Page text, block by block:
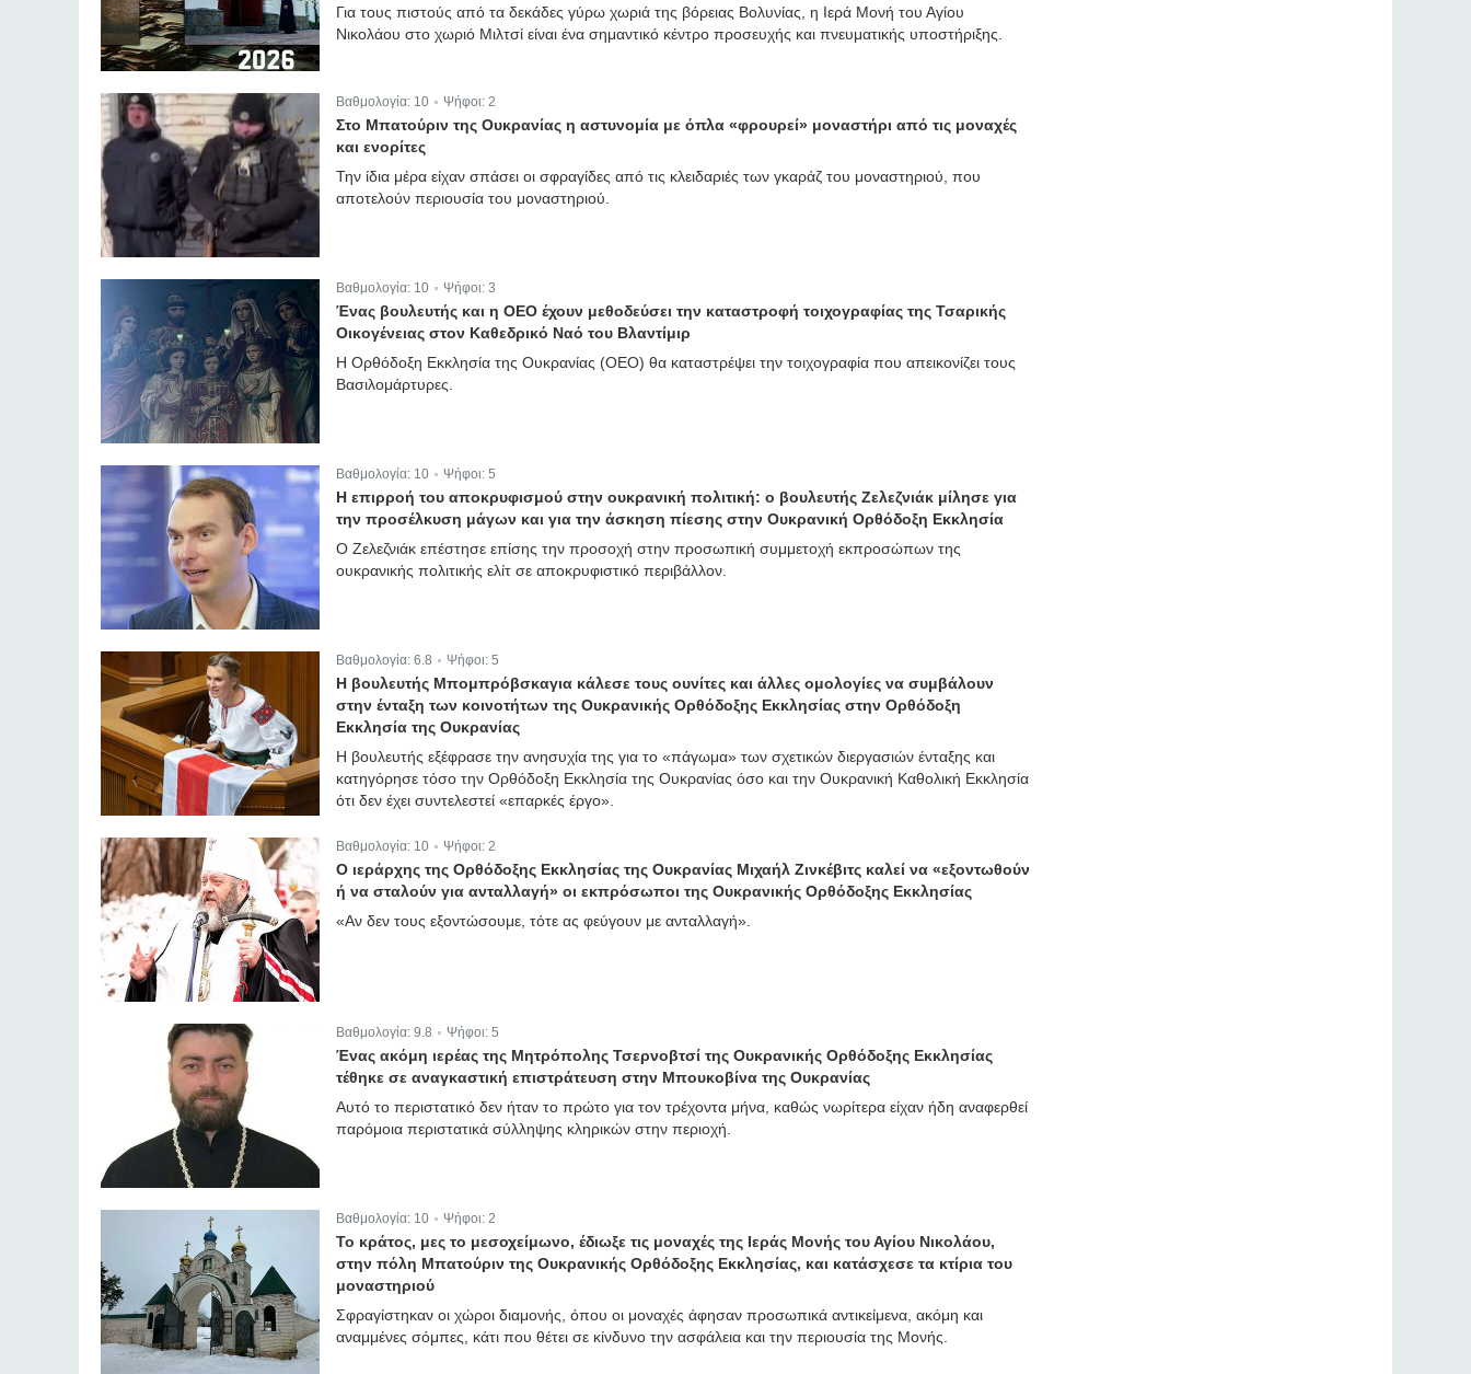
Για τους πιστούς από τα δεκάδες γύρω χωριά της βόρειας Βολυνίας, η Ιερά Μονή του Αγίου
Νικολάου στο χωριό Μιλτσί είναι ένα σημαντικό κέντρο προσευχής και πνευματικής υποστήριξης.
Βαθμολογία: 10 Ψήφοι: 2
Στο Μπατούριν της Ουκρανίας η αστυνομία με όπλα «φρουρεί» μοναστήρι από τις μοναχές
και ενορίτες
Την ίδια μέρα είχαν σπάσει οι σφραγίδες από τις κλειδαριές των γκαράζ του μοναστηριού, που
αποτελούν περιουσία του μοναστηριού.
Βαθμολογία: 10 Ψήφοι: 3
Ένας βουλευτής και η ΟΕΟ έχουν μεθοδεύσει την καταστροφή τοιχογραφίας της Τσαρικής
Οικογένειας στον Καθεδρικό Ναό του Βλαντίμιρ
Η Ορθόδοξη Εκκλησία της Ουκρανίας (ΟΕΟ) θα καταστρέψει την τοιχογραφία που απεικονίζει τους
Βασιλομάρτυρες.
Βαθμολογία: 10 Ψήφοι: 5
Η επιρροή του αποκρυφισμού στην ουκρανική πολιτική: ο βουλευτής Ζελεζνιάκ μίλησε για
την προσέλκυση μάγων και για την άσκηση πίεσης στην Ουκρανική Ορθόδοξη Εκκλησία
Ο Ζελεζνιάκ επέστησε επίσης την προσοχή στην προσωπική συμμετοχή εκπροσώπων της
ουκρανικής πολιτικής ελίτ σε αποκρυφιστικό περιβάλλον.
Βαθμολογία: 6.8 Ψήφοι: 5
Η βουλευτής Μπομπρόβσκαγια κάλεσε τους ουνίτες και άλλες ομολογίες να συμβάλουν
στην ένταξη των κοινοτήτων της Ουκρανικής Ορθόδοξης Εκκλησίας στην Ορθόδοξη
Εκκλησία της Ουκρανίας
Η βουλευτής εξέφρασε την ανησυχία της για το «πάγωμα» των σχετικών διεργασιών ένταξης και
κατηγόρησε τόσο την Ορθόδοξη Εκκλησία της Ουκρανίας όσο και την Ουκρανική Καθολική Εκκλησία
ότι δεν έχει συντελεστεί «επαρκές έργο».
Βαθμολογία: 10 Ψήφοι: 2
Ο ιεράρχης της Ορθόδοξης Εκκλησίας της Ουκρανίας Μιχαήλ Ζινκέβιτς καλεί να «εξοντωθούν
ή να σταλούν για ανταλλαγή» οι εκπρόσωποι της Ουκρανικής Ορθόδοξης Εκκλησίας
«Αν δεν τους εξοντώσουμε, τότε ας φεύγουν με ανταλλαγή».
Βαθμολογία: 9.8 Ψήφοι: 5
Ένας ακόμη ιερέας της Μητρόπολης Τσερνοβτσί της Ουκρανικής Ορθόδοξης Εκκλησίας
τέθηκε σε αναγκαστική επιστράτευση στην Μπουκοβίνα της Ουκρανίας
Αυτό το περιστατικό δεν ήταν το πρώτο για τον τρέχοντα μήνα, καθώς νωρίτερα είχαν ήδη αναφερθεί
παρόμοια περιστατικά σύλληψης κληρικών στην περιοχή.
Βαθμολογία: 10 Ψήφοι: 2
Το κράτος, μες το μεσοχείμωνο, έδιωξε τις μοναχές της Ιεράς Μονής του Αγίου Νικολάου,
στην πόλη Μπατούριν της Ουκρανικής Ορθόδοξης Εκκλησίας, και κατάσχεσε τα κτίρια του
μοναστηριού
Σφραγίστηκαν οι χώροι διαμονής, όπου οι μοναχές άφησαν προσωπικά αντικείμενα, ακόμη και
αναμμένες σόμπες, κάτι που θέτει σε κίνδυνο την ασφάλεια και την περιουσία της Μονής.